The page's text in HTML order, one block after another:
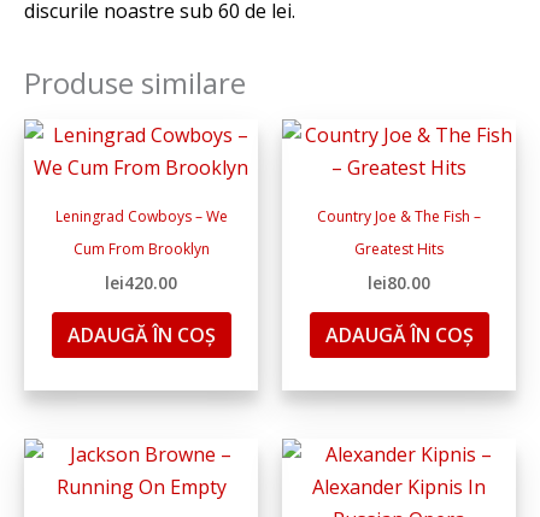
Produse similare
Leningrad Cowboys – We
Cum From Brooklyn
lei420.00
ADAUGĂ ÎN COȘ
Country Joe & The Fish –
Greatest Hits
lei80.00
ADAUGĂ ÎN COȘ